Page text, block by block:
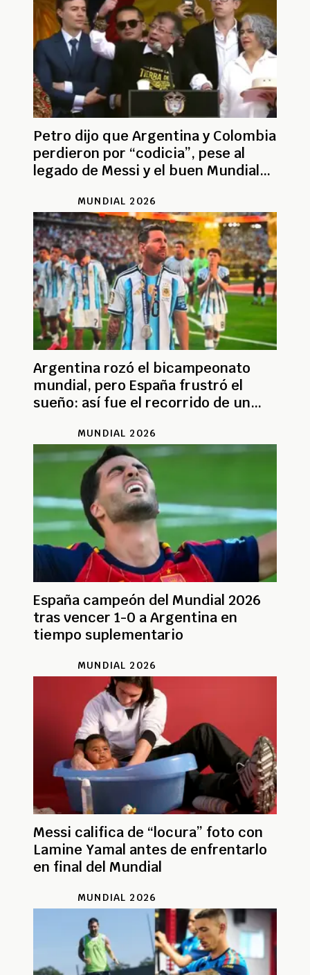
Petro dijo que Argentina y Colombia
perdieron por “codicia”, pese al
legado de Messi y el buen Mundial
MUNDIAL 2026
Argentina rozó el bicampeonato
mundial, pero España frustró el
sueño: así fue el recorrido de un
MUNDIAL 2026
España campeón del Mundial 2026
tras vencer 1-0 a Argentina en
tiempo suplementario
MUNDIAL 2026
Messi califica de “locura” foto con
Lamine Yamal antes de enfrentarlo
en final del Mundial
MUNDIAL 2026